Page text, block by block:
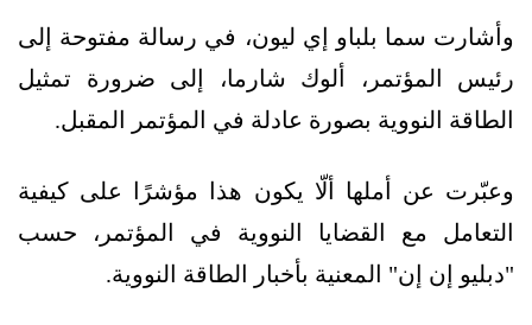
وأشارت سما بلباو إي ليون، في رسالة مفتوحة إلى
رئيس المؤتمر، ألوك شارما، إلى ضرورة تمثيل
الطاقة النووية بصورة عادلة في المؤتمر المقبل.
وعبّرت عن أملها ألّا يكون هذا مؤشرًا على كيفية
التعامل مع القضايا النووية في المؤتمر، حسب
"دبليو إن إن" المعنية بأخبار الطاقة النووية.